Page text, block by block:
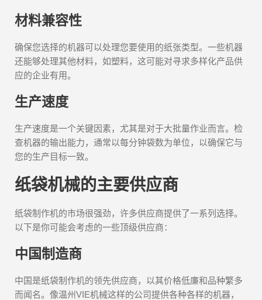
材料兼容性
确保您选择的机器可以处理您要使用的纸张类型。一些机器
还能够处理其他材料，如塑料，这可能对寻求多样化产品供
应的企业有用。
生产速度
生产速度是一个关键因素，尤其是对于大批量作业而言。检
查机器的输出能力，通常以每分钟袋数为单位，以确保它与
您的生产目标一致。
纸袋机械的主要供应商
纸袋制作机的市场很强劲，许多供应商提供了一系列选择。
以下是你可能会考虑的一些顶级供应商：
中国制造商
中国是纸袋制作机的领先供应商，以其价格低廉和品种繁多
而闻名。像温州VIE机械这样的公司提供各种各样的机器，